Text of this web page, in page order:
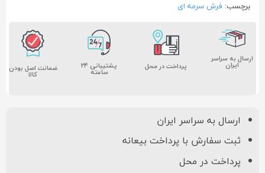
برچسب: فرش سرمه ای
ارسال به سراسر
ایران پرداخت در محل پشتیبانی ۲۴
ساعته ضمانت اصل بودن
کالا
ارسال به سراسر ایران
ثبت سفارش با پرداخت بیعانه
پرداخت در محل